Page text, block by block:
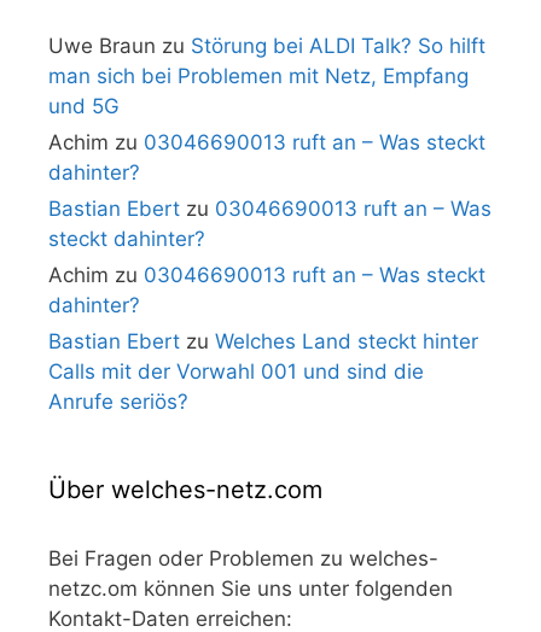
Uwe Braun zu Störung bei ALDI Talk? So hilft
man sich bei Problemen mit Netz, Empfang
und 5G
Achim zu 03046690013 ruft an – Was steckt
dahinter?
Bastian Ebert zu 03046690013 ruft an – Was
steckt dahinter?
Achim zu 03046690013 ruft an – Was steckt
dahinter?
Bastian Ebert zu Welches Land steckt hinter
Calls mit der Vorwahl 001 und sind die
Anrufe seriös?
Über welches-netz.com
Bei Fragen oder Problemen zu welches-
netzc.om können Sie uns unter folgenden
Kontakt-Daten erreichen: